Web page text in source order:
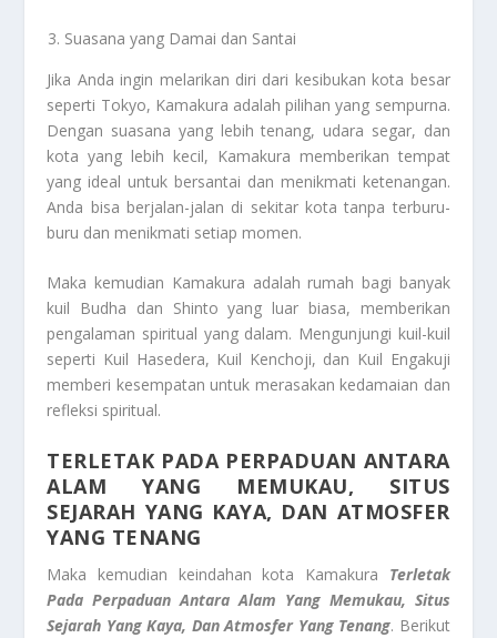
Suasana yang Damai dan Santai
Jika Anda ingin melarikan diri dari kesibukan kota besar
seperti Tokyo, Kamakura adalah pilihan yang sempurna.
Dengan suasana yang lebih tenang, udara segar, dan
kota yang lebih kecil, Kamakura memberikan tempat
yang ideal untuk bersantai dan menikmati ketenangan.
Anda bisa berjalan-jalan di sekitar kota tanpa terburu-
buru dan menikmati setiap momen.
Maka kemudian Kamakura adalah rumah bagi banyak
kuil Budha dan Shinto yang luar biasa, memberikan
pengalaman spiritual yang dalam. Mengunjungi kuil-kuil
seperti Kuil Hasedera, Kuil Kenchoji, dan Kuil Engakuji
memberi kesempatan untuk merasakan kedamaian dan
refleksi spiritual.
TERLETAK PADA PERPADUAN ANTARA
ALAM YANG MEMUKAU, SITUS
SEJARAH YANG KAYA, DAN ATMOSFER
YANG TENANG
Maka kemudian keindahan kota Kamakura Terletak
Pada Perpaduan Antara Alam Yang Memukau, Situs
Sejarah Yang Kaya, Dan Atmosfer Yang Tenang. Berikut